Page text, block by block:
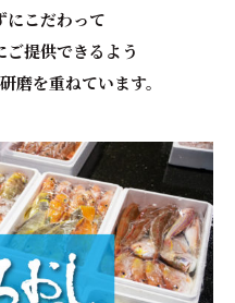
にこだわって
ご提供できるよう
磨を重ねています。